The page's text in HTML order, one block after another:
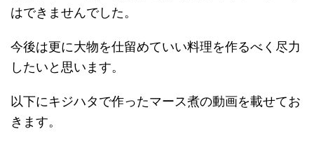
はできませんでした。
今後は更に大物を仕留めていい料理を作るべく尽力
したいと思います。
以下にキジハタで作ったマース煮の動画を載せてお
きます。